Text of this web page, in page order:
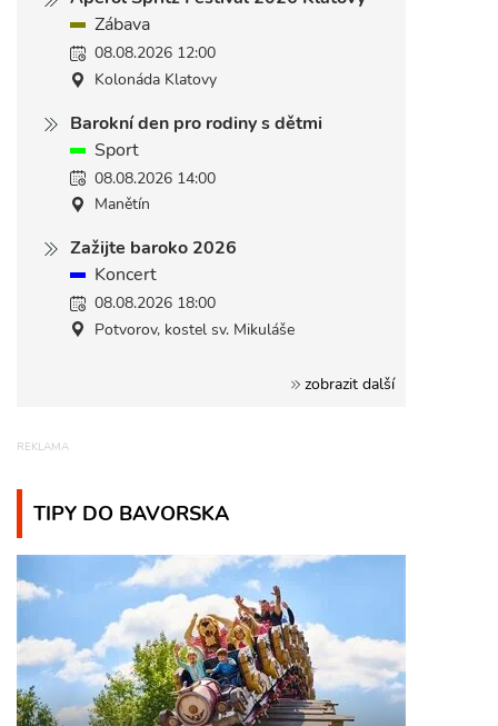
Zábava
08.08.2026 12:00
Kolonáda Klatovy
Barokní den pro rodiny s dětmi
Sport
08.08.2026 14:00
Manětín
Zažijte baroko 2026
Koncert
08.08.2026 18:00
Potvorov, kostel sv. Mikuláše
zobrazit další
TIPY DO BAVORSKA